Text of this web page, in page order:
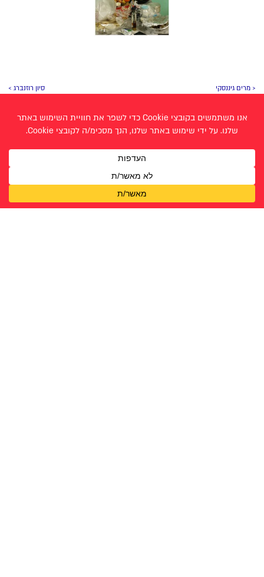
סיון רוזנברג > < מרים גיננסקי
עבודות אמנות - תשפ״ד 2024
גתית ג'לח
רננה בכר
שירלי וינטר
שקד כהן (סטאניצקי)